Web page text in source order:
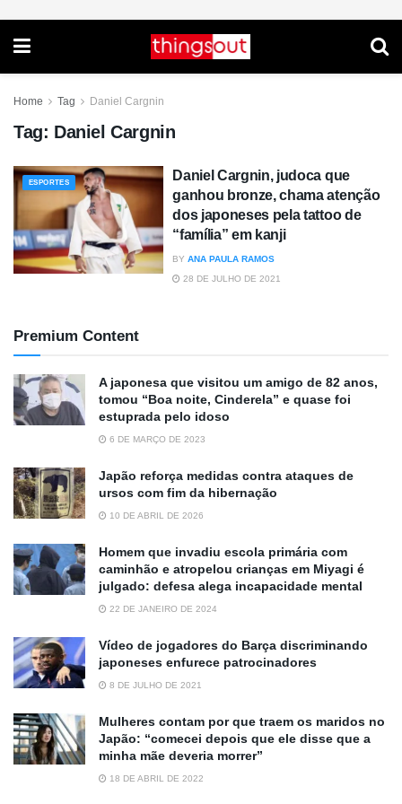
Home Tag Daniel Cargnin
Tag: Daniel Cargnin
ESPORTES
Daniel Cargnin, judoca que
ganhou bronze, chama atenção
dos japoneses pela tattoo de
“família” em kanji
BY ANA PAULA RAMOS
28 DE JULHO DE 2021
Premium Content
A japonesa que visitou um amigo de 82 anos,
tomou “Boa noite, Cinderela” e quase foi
estuprada pelo idoso
6 DE MARÇO DE 2023
Japão reforça medidas contra ataques de
ursos com fim da hibernação
10 DE ABRIL DE 2026
Homem que invadiu escola primária com
caminhão e atropelou crianças em Miyagi é
julgado: defesa alega incapacidade mental
22 DE JANEIRO DE 2024
Vídeo de jogadores do Barça discriminando
japoneses enfurece patrocinadores
8 DE JULHO DE 2021
Mulheres contam por que traem os maridos no
Japão: “comecei depois que ele disse que a
minha mãe deveria morrer”
18 DE ABRIL DE 2022